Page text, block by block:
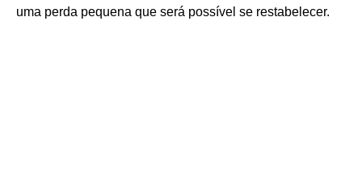
uma perda pequena que será possível se restabelecer.